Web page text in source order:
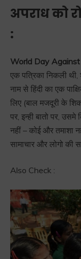
अपराध को
:
World Day Against
एक पत्रिका निकली थी,
नाम से हिंदी का एक
लिए (बाल मजदूरी के
पर, इन्ही बातो पर,
नहीं – कोई और तमाशा
सामाचार और लोगो की
Also Check :